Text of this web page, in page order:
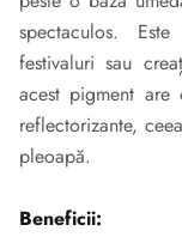
spectaculos.
festivaluri sau
acest pigment
reflectorizante,
pleoapă.
Beneficii: